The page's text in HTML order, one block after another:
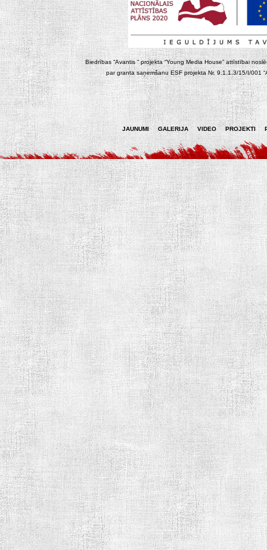
Biedrības “Avantis “ projekta “Young Media House” attīstībai
par granta saņemšanu ESF projekta Nr. 9.1.1.3/15/I/001
JAUNUMI GALERIJA VIDEO PROJEKTI